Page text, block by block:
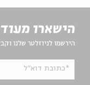
הישארו
הירשמו לניוזלטר שלנו
*כתובת דוא"ל